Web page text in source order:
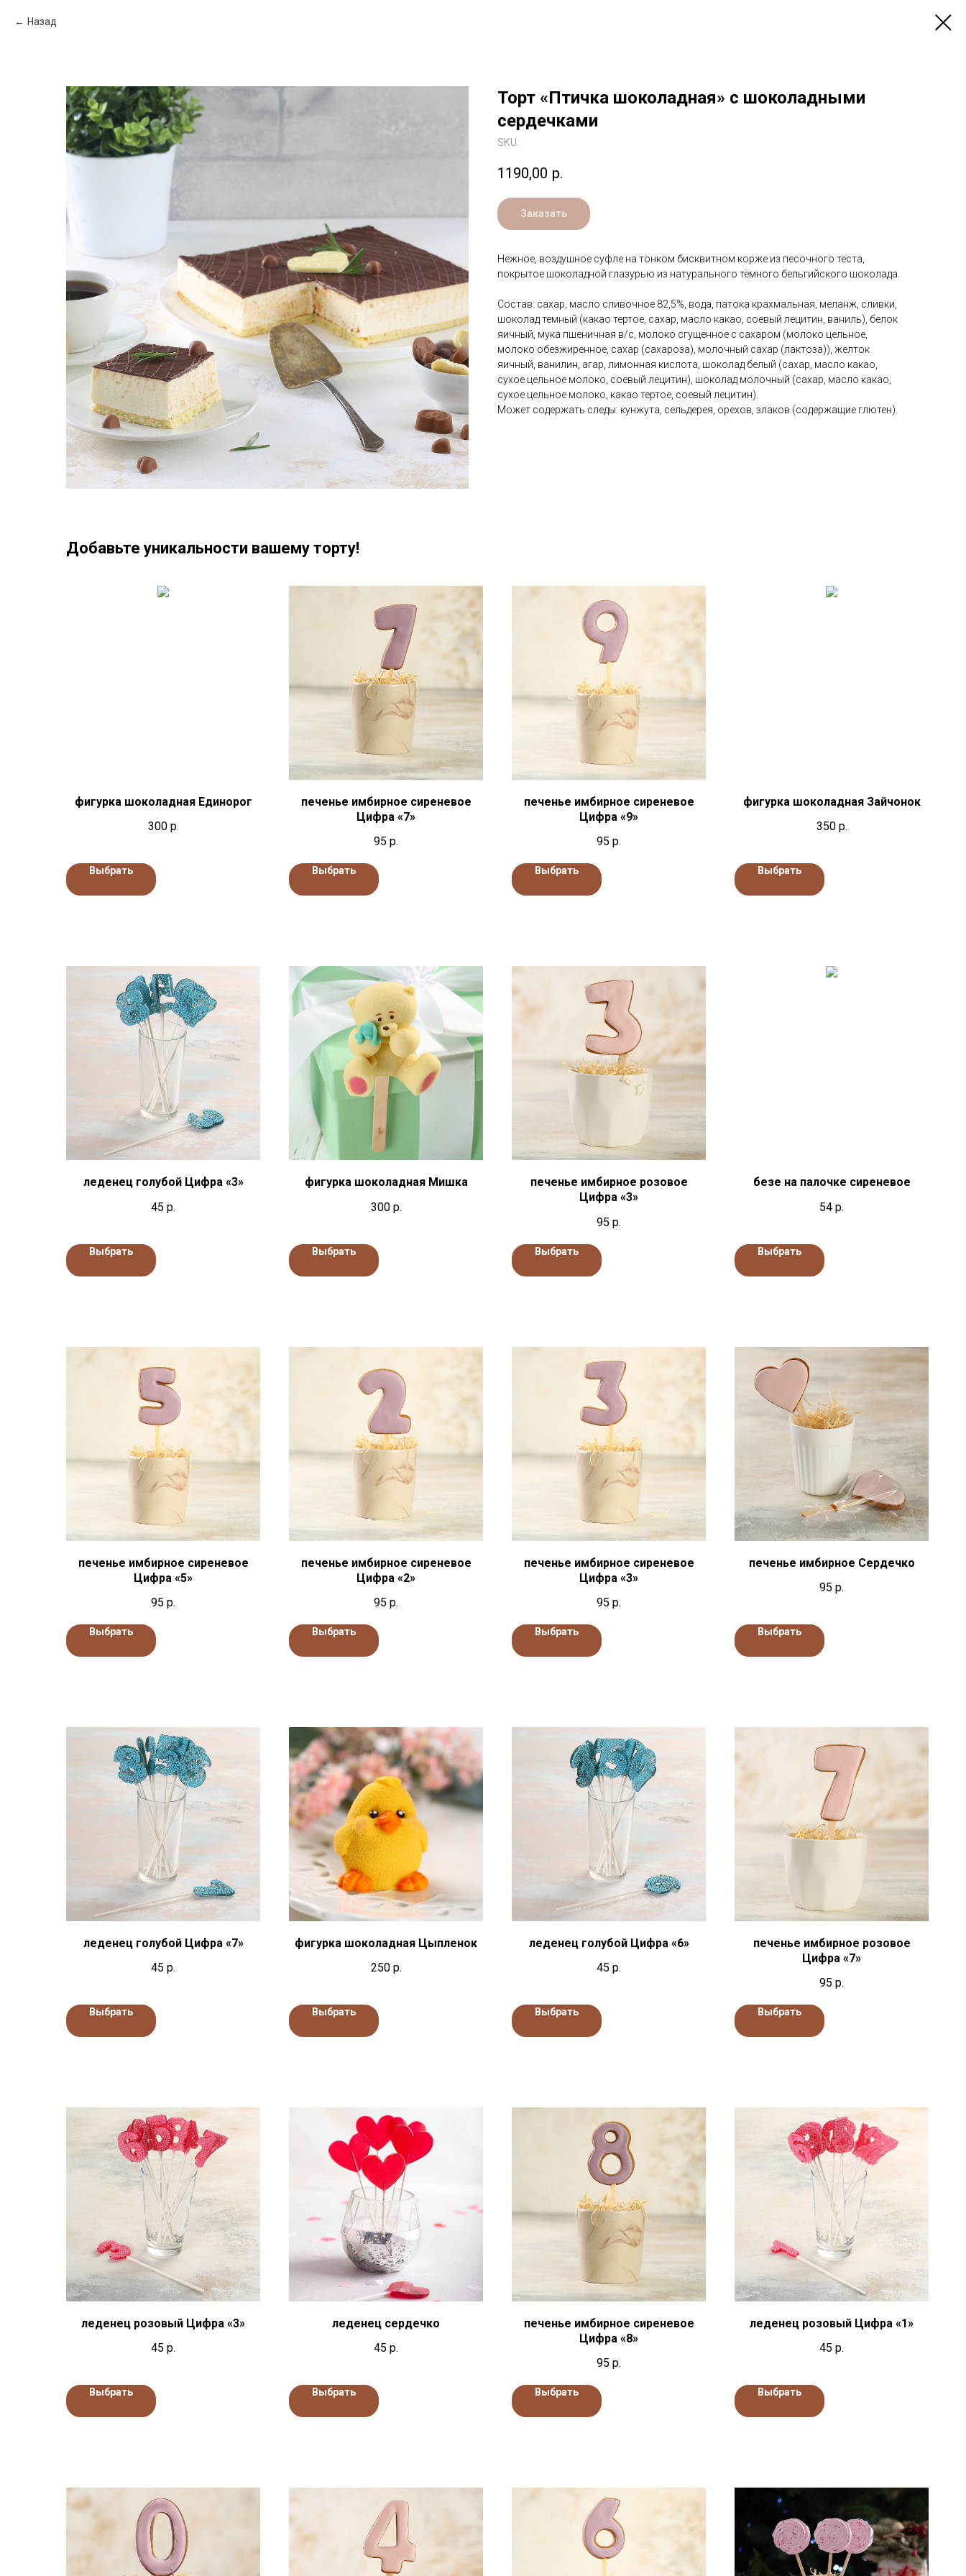
Назад
Торт «Птичка шоколадная» с шоколадными
сердечками
SKU:
1190,00 р.
Заказать
Нежное, воздушное суфле на тонком бисквитном корже из песочного теста,
покрытое шоколадной глазурью из натурального тёмного бельгийского шоколада.
Состав: сахар, масло сливочное 82,5%, вода, патока крахмальная, меланж, сливки,
шоколад темный (какао тертое, сахар, масло какао, соевый лецитин, ваниль), белок
яичный, мука пшеничная в/с, молоко сгущенное с сахаром (молоко цельное,
молоко обезжиренное, сахар (сахароза), молочный сахар (лактоза)), желток
яичный, ванилин, агар, лимонная кислота, шоколад белый (сахар, масло какао,
сухое цельное молоко, соевый лецитин), шоколад молочный (сахар, масло какао,
сухое цельное молоко, какао тертое, соевый лецитин).
Может содержать следы: кунжута, сельдерея, орехов, злаков (содержащие глютен).
Добавьте уникальности вашему торту!
фигурка шоколадная Единорог
300 р.
Выбрать
печенье имбирное сиреневое
Цифра «7»
95 р.
Выбрать
печенье имбирное сиреневое
Цифра «9»
95 р.
Выбрать
фигурка шоколадная Зайчонок
350 р.
Выбрать
леденец голубой Цифра «3»
45 р.
Выбрать
фигурка шоколадная Мишка
300 р.
Выбрать
печенье имбирное розовое
Цифра «3»
95 р.
Выбрать
безе на палочке сиреневое
54 р.
Выбрать
печенье имбирное сиреневое
Цифра «5»
95 р.
Выбрать
печенье имбирное сиреневое
Цифра «2»
95 р.
Выбрать
печенье имбирное сиреневое
Цифра «3»
95 р.
Выбрать
печенье имбирное Сердечко
95 р.
Выбрать
леденец голубой Цифра «7»
45 р.
Выбрать
фигурка шоколадная Цыпленок
250 р.
Выбрать
леденец голубой Цифра «6»
45 р.
Выбрать
печенье имбирное розовое
Цифра «7»
95 р.
Выбрать
леденец розовый Цифра «3»
45 р.
Выбрать
леденец сердечко
45 р.
Выбрать
печенье имбирное сиреневое
Цифра «8»
95 р.
Выбрать
леденец розовый Цифра «1»
45 р.
Выбрать